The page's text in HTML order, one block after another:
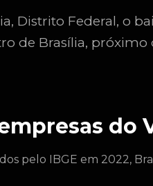
Distrito Federal, o
de Brasília,
do
pelo IBGE em 2022,